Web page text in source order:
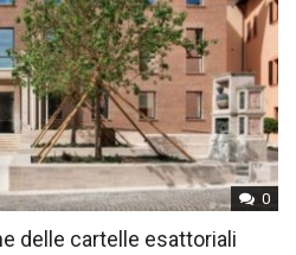
0
delle cartelle esattoriali